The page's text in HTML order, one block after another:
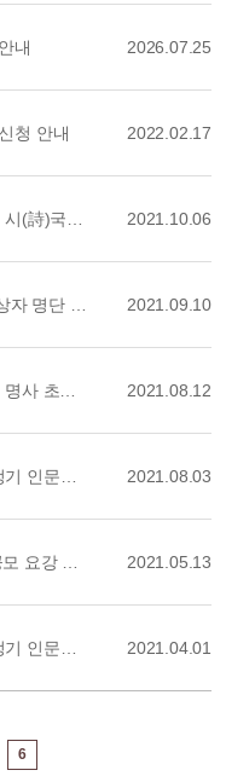
내 2026.07.25
청 안내 2022.02.17
김수영 시인 탄생 100주년 기념 시(詩)국악 공연 안내(온라인/종료) 2021.10.06
제8회 김수영 청소년문학상 수상자 명단 발표 2021.09.10
김수영 시인 탄생 100주년 기념 명사 초청 강연회 안내(온라인/종료) 2021.08.12
김수영문학관 2021년 하반기 정기 인문학 강연 안내(온라인/종료) 2021.08.03
[제8회] 김수영 청소년문학상 공모 요강 및 양식 2021.05.13
김수영문학관 2021년 상반기 정기 인문학 강연 안내(온라인/종료) 2021.04.01
6